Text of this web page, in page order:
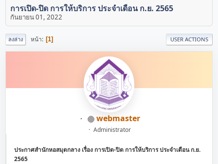
การเปิด-ปิด การให้บริการ ประจำเดือน ก.ย. 2565
กันยายน 01, 2022
ลงล่าง หน้า 1 USER ACTIONS
webmaster
Administrator
ประกาศสำนักหอสมุดกลาง เรื่อง การเปิด-ปิด การให้บริการ ประจำเดือน ก.ย.
2565